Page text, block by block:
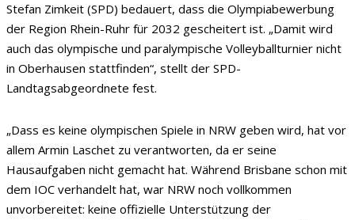
Stefan Zimkeit (SPD) bedauert, dass die Olympiabewerbung
der Region Rhein-Ruhr für 2032 gescheitert ist. „Damit wird
auch das olympische und paralympische Volleyballturnier nicht
in Oberhausen stattfinden“, stellt der SPD-
Landtagsabgeordnete fest.
„Dass es keine olympischen Spiele in NRW geben wird, hat vor
allem Armin Laschet zu verantworten, da er seine
Hausaufgaben nicht gemacht hat. Während Brisbane schon mit
dem IOC verhandelt hat, war NRW noch vollkommen
unvorbereitet: keine offizielle Unterstützung der